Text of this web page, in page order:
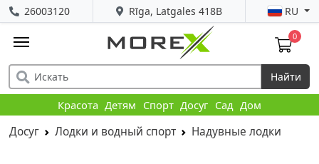
Rīga, Latgales 418B
26003120 RU
0
Найти
Красота Детям Спорт Досуг Сад Дом
Досуг Лодки и водный спорт Надувные лодки